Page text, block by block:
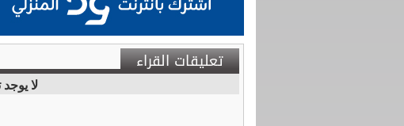
تعليقات القراء
لا